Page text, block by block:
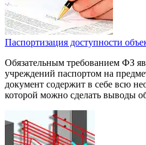
Паспортизация доступности
Обязательным требованием ФЗ
учреждений паспортом на
документ содержит в себе всю
которой можно сделать выводы